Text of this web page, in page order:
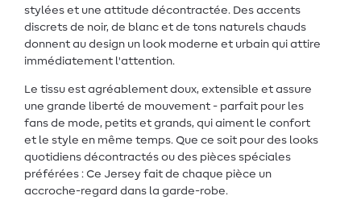
stylées et une attitude décontractée. Des accents
discrets de noir, de blanc et de tons naturels chauds
donnent au design un look moderne et urbain qui attire
immédiatement l'attention.
Le tissu est agréablement doux, extensible et assure
une grande liberté de mouvement - parfait pour les
fans de mode, petits et grands, qui aiment le confort
et le style en même temps. Que ce soit pour des looks
quotidiens décontractés ou des pièces spéciales
préférées : Ce Jersey fait de chaque pièce un
accroche-regard dans la garde-robe.